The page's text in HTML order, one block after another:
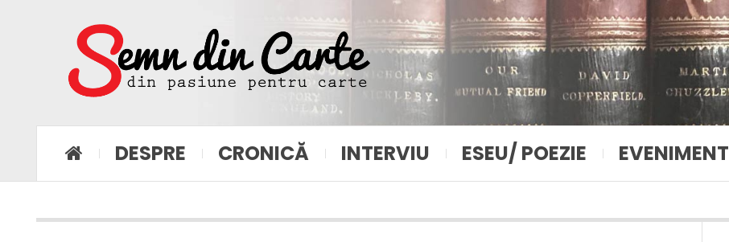
DESPRE CRONICĂ INTERVIU ESEU/ POEZIE EVENIMENT